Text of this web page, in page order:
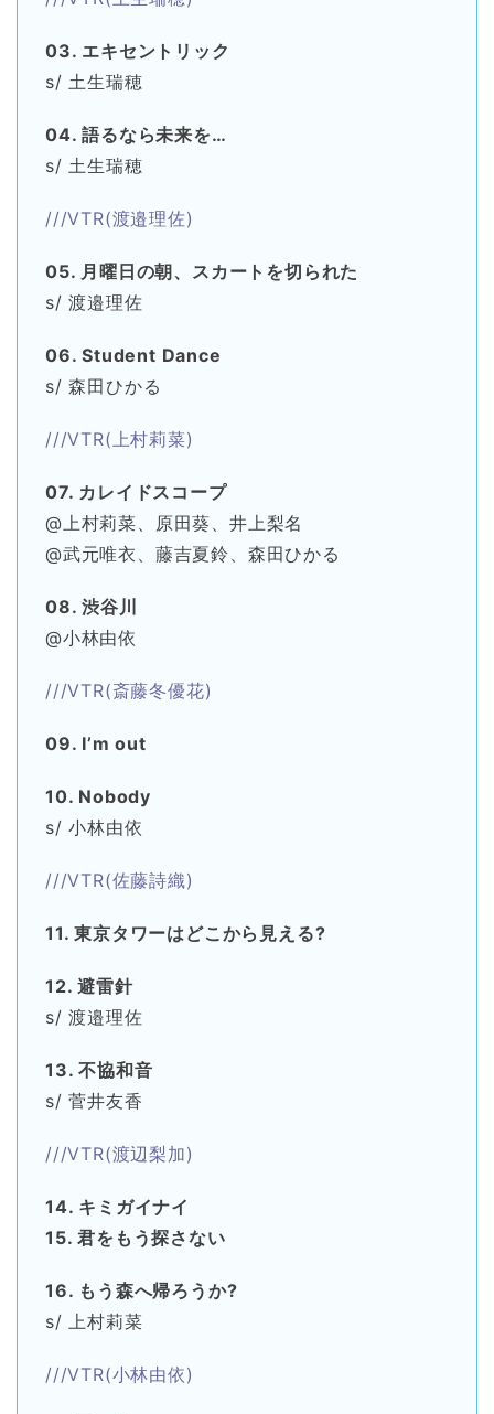
03. エキセントリック
s/ 土生瑞穂
04. 語るなら未来を…
s/ 土生瑞穂
///VTR(渡邉理佐)
05. 月曜日の朝、スカートを切られた
s/ 渡邉理佐
06. Student Dance
s/ 森田ひかる
///VTR(上村莉菜)
07. カレイドスコープ
@上村莉菜、原田葵、井上梨名
@武元唯衣、藤吉夏鈴、森田ひかる
08. 渋谷川
@小林由依
///VTR(斎藤冬優花)
09. I’m out
10. Nobody
s/ 小林由依
///VTR(佐藤詩織)
11. 東京タワーはどこから見える?
12. 避雷針
s/ 渡邉理佐
13. 不協和音
s/ 菅井友香
///VTR(渡辺梨加)
14. キミガイナイ
15. 君をもう探さない
16. もう森へ帰ろうか?
s/ 上村莉菜
///VTR(小林由依)